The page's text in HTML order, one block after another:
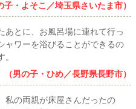
子・よそこ／埼玉県さいたま市）
あとに、お風呂場に連れて行っ
ャワーを浴びることができるの
（男の子・ひめ／長野県長野市）
私の両親が床屋さんだったの